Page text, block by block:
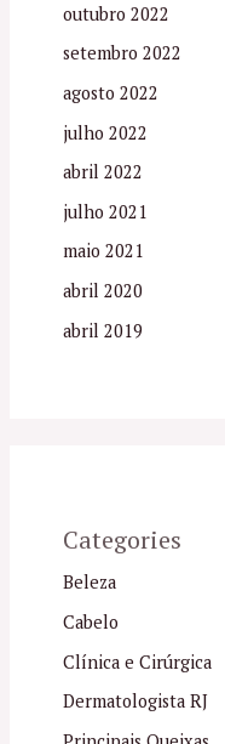
outubro 2022
setembro 2022
agosto 2022
julho 2022
abril 2022
julho 2021
maio 2021
abril 2020
abril 2019
Categories
Beleza
Cabelo
Clínica e Cirúrgica
Dermatologista RJ